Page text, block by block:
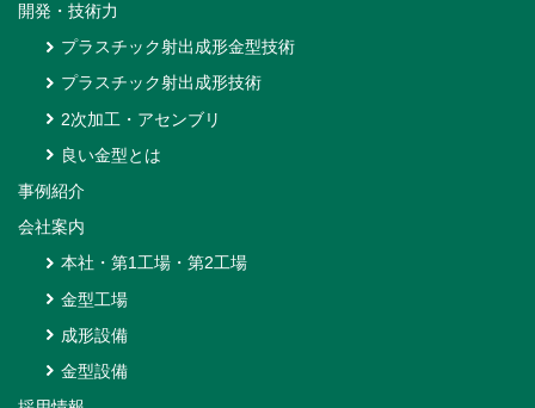
開発・技術力
プラスチック射出成形金型技術
プラスチック射出成形技術
2次加工・アセンブリ
良い金型とは
事例紹介
会社案内
本社・第1工場・第2工場
金型工場
成形設備
金型設備